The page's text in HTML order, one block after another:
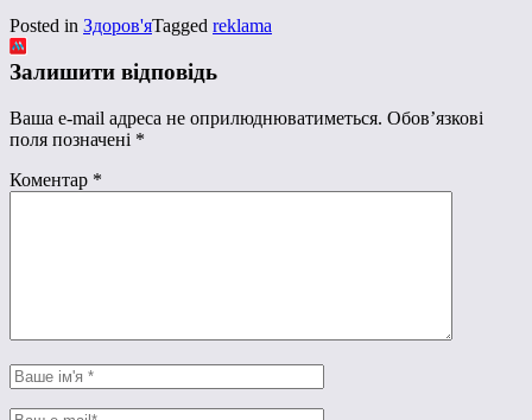
Posted in Здоров'яTagged reklama
Залишити відповідь
Ваша e-mail адреса не оприлюднюватиметься. Обов’язкові
поля позначені *
Коментар *